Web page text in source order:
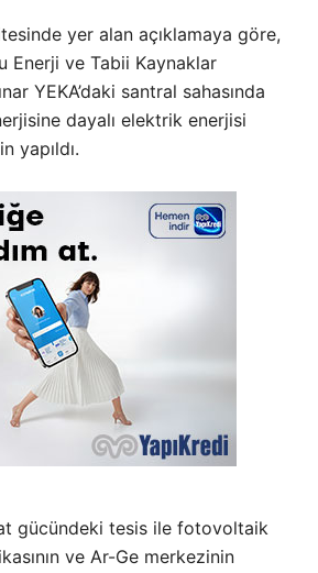
yer alan açıklamaya göre,
Enerji ve Tabii Kaynaklar
YEKA’daki santral sahasında
dayalı elektrik enerjisi
yapıldı.
gücündeki tesis ile fotovoltaik
ve Ar-Ge merkezinin